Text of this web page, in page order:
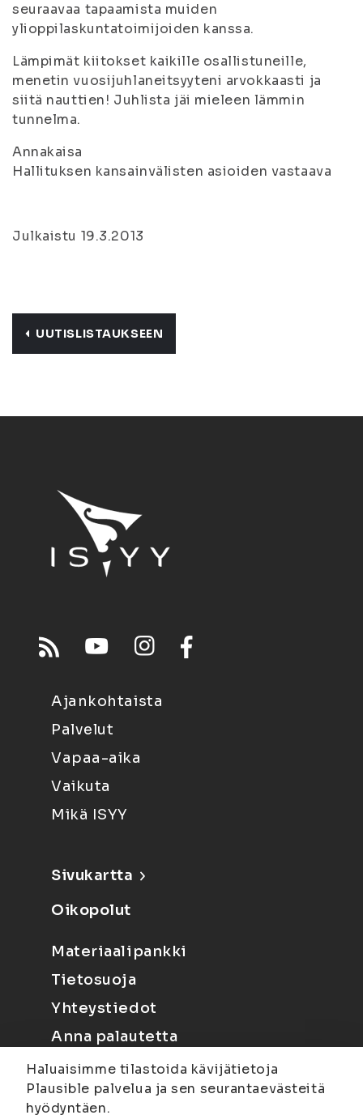
seuraavaa tapaamista muiden
ylioppilaskuntatoimijoiden kanssa.
Lämpimät kiitokset kaikille osallistuneille,
menetin vuosijuhlaneitsyyteni arvokkaasti ja
siitä nauttien! Juhlista jäi mieleen lämmin
tunnelma.
Annakaisa
Hallituksen kansainvälisten asioiden vastaava
Julkaistu 19.3.2013
UUTISLISTAUKSEEN
Ajankohtaista
Palvelut
Vapaa-aika
Vaikuta
Mikä ISYY
Sivukartta
Oikopolut
Materiaalipankki
Tietosuoja
Yhteystiedot
Anna palautetta
Haluaisimme tilastoida kävijätietoja
Plausible palvelua ja sen seurantaevästeitä
hyödyntäen.